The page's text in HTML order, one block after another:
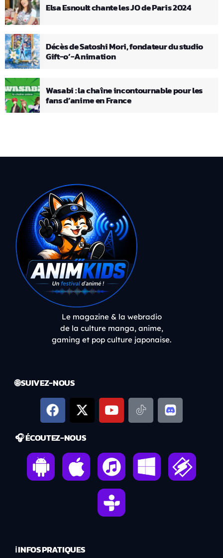
Elsa Esnoult chante les JO de Paris 2024
Décès de Satoshi Mori, fondateur du studio
Gift-o’-Animation
Wasabi : la chaîne incontournable pour les
fans d’anime en France
Le magazine & la webradio
de la culture manga, anime,
gaming et pop culture japonaise.
🌐 SUIVEZ-NOUS
🎧 ÉCOUTEZ-NOUS
ℹ️ INFOS PRATIQUES